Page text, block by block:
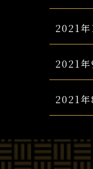
2021年
2021年
2021年